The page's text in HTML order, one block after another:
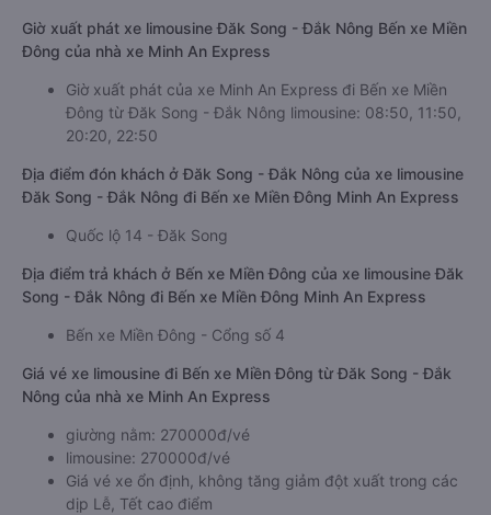
Giờ xuất phát xe limousine Đăk Song - Đắk Nông Bến xe Miền
Đông của nhà xe Minh An Express
Giờ xuất phát của xe Minh An Express đi Bến xe Miền
Đông từ Đăk Song - Đắk Nông limousine: 08:50, 11:50,
20:20, 22:50
Địa điểm đón khách ở Đăk Song - Đắk Nông của xe limousine
Đăk Song - Đắk Nông đi Bến xe Miền Đông Minh An Express
Quốc lộ 14 - Đăk Song
Địa điểm trả khách ở Bến xe Miền Đông của xe limousine Đăk
Song - Đắk Nông đi Bến xe Miền Đông Minh An Express
Bến xe Miền Đông - Cổng số 4
Giá vé xe limousine đi Bến xe Miền Đông từ Đăk Song - Đắk
Nông của nhà xe Minh An Express
giường nằm: 270000đ/vé
limousine: 270000đ/vé
Giá vé xe ổn định, không tăng giảm đột xuất trong các
dịp Lễ, Tết cao điểm